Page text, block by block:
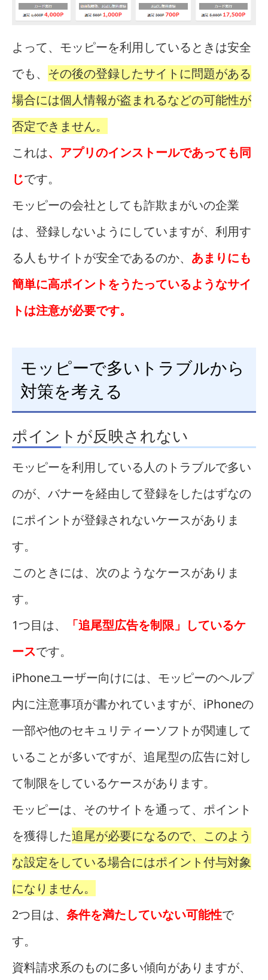
よって、モッピーを利用しているときは安全
でも、 その後の登録したサイトに問題がある
場合には個人情報が盗まれるなどの可能性が
否定できません。
これは、アプリのインストールであっても同
じです。
モッピーの会社としても詐欺まがいの企業
は、登録しないようにしていますが、利用す
る人もサイトが安全であるのか、 あまりにも
簡単に高ポイントをうたっているようなサイ
トは注意が必要です。
モッピーで多いトラブルから
対策を考える
ポイントが反映されない
モッピーを利用している人のトラブルで多い
のが、バナーを経由して登録をしたはずなの
にポイントが登録されないケースがありま
す。
このときには、次のようなケースがありま
す。
1つ目は、
「追尾型広告を制限」しているケ
ースです。
iPhoneユーザー向けには、モッピーのヘルプ
内に注意事項が書かれていますが、iPhoneの
一部や他のセキュリティーソフトが関連して
いることが多いですが、追尾型の広告に対し
て制限をしているケースがあります。
モッピーは、そのサイトを通って、ポイント
を獲得した追尾が必要になるので、このよう
な設定をしている場合にはポイント付与対象
になりません。
2つ目は、 条件を満たしていない可能性で
す。
資料請求系のものに多い傾向がありますが、